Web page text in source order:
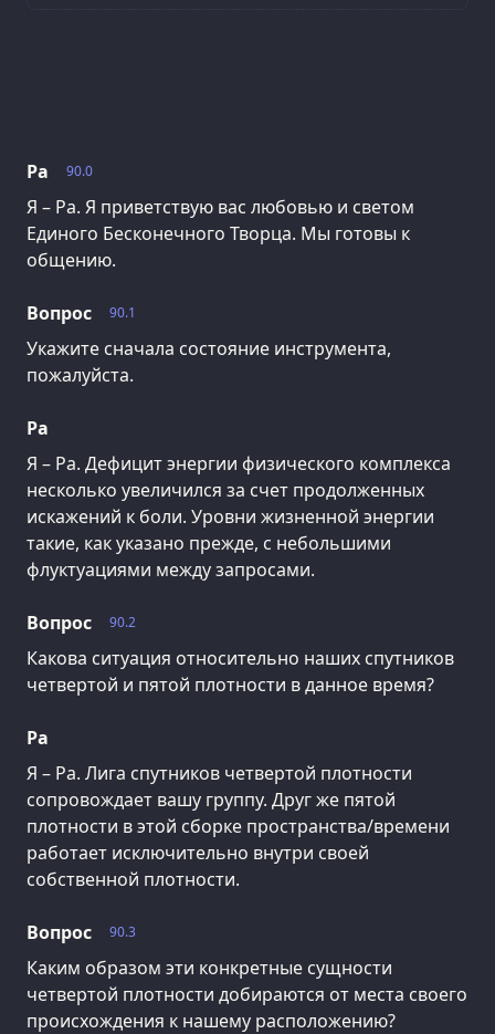
90.0
Ра
Я – Ра. Я приветствую вас любовью и светом
Единого Бесконечного Творца. Мы готовы к
общению.
90.1
Вопрос
Укажите сначала состояние инструмента,
пожалуйста.
Ра
Я – Ра. Дефицит энергии физического комплекса
несколько увеличился за счет продолженных
искажений к боли. Уровни жизненной энергии
такие, как указано прежде, с небольшими
флуктуациями между запросами.
90.2
Вопрос
Какова ситуация относительно наших спутников
четвертой и пятой плотности в данное время?
Ра
Я – Ра. Лига спутников четвертой плотности
сопровождает вашу группу. Друг же пятой
плотности в этой сборке пространства/времени
работает исключительно внутри своей
собственной плотности.
90.3
Вопрос
Каким образом эти конкретные сущности
четвертой плотности добираются от места своего
происхождения к нашему расположению?